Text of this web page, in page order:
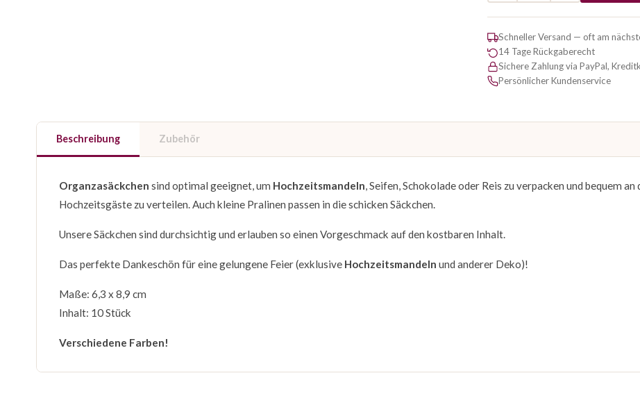
Schneller Versand — oft am
14 Tage Rückgaberecht
Sichere Zahlung via PayPal,
Persönlicher Kundenservice
Beschreibung Zubehör
Organzasäckchen sind optimal geeignet, um Hochzeitsmandeln, Seifen, Schokolade oder Reis zu verpacken und bequem an
Hochzeitsgäste zu verteilen. Auch kleine Pralinen passen in die schicken Säckchen.
Unsere Säckchen sind durchsichtig und erlauben so einen Vorgeschmack auf den kostbaren Inhalt.
Das perfekte Dankeschön für eine gelungene Feier (exklusive Hochzeitsmandeln und anderer Deko)!
Maße: 6,3 x 8,9 cm
Inhalt: 10 Stück
Verschiedene Farben!